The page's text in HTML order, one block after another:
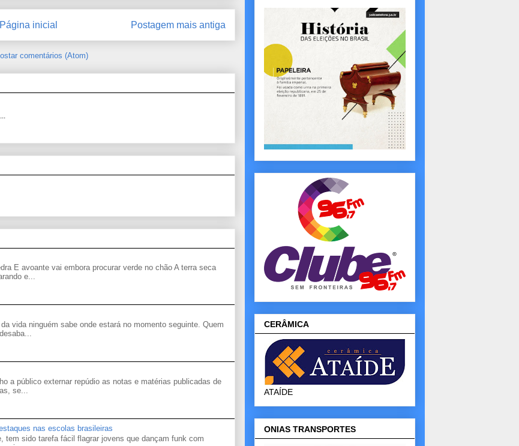
Postagem mais antiga
Página inicial
comentários (Atom)
E avoante vai embora procurar verde no chão A terra seca
e...
vida ninguém sabe onde estará no momento seguinte. Quem
a público externar repúdio as notas e matérias publicadas de
se...
nas escolas brasileiras
tem sido tarefa fácil flagrar jovens que dançam funk com
CERÂMICA
ATAÍDE
ONIAS TRANSPORTES